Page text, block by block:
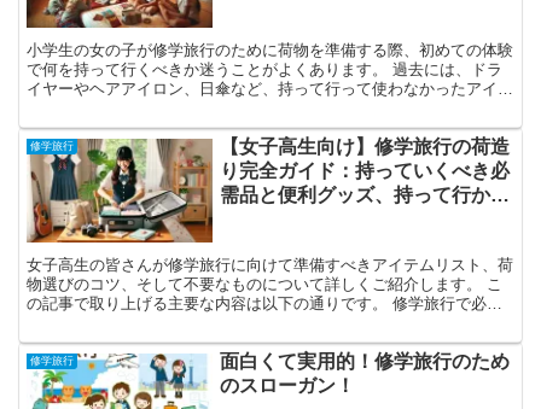
小学生の女の子が修学旅行のために荷物を準備する際、初めての体験
で何を持って行くべきか迷うことがよくあります。 過去には、ドラ
イヤーやヘアアイロン、日傘など、持って行って使わなかったアイテ
修学旅行
【女子高生向け】修学旅行の荷造
り完全ガイド：持っていくべき必
需品と便利グッズ、持って行かな
女子高生の皆さんが修学旅行に向けて準備すべきアイテムリスト、荷
物選びのコツ、そして不要なものについて詳しくご紹介します。 こ
の記事で取り上げる主要な内容は以下の通りです。 修学旅行で必要
修学旅行
面白くて実用的！修学旅行のため
のスローガン！